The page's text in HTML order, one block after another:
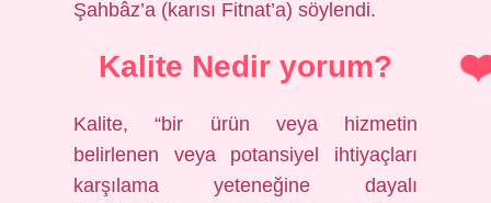
Şahbâz’a (karısı Fitnat’a) söylendi.
Kalite Nedir yorum?
Kalite, “bir ürün veya hizmetin
belirlenen veya potansiyel ihtiyaçları
karşılama yeteneğine dayalı